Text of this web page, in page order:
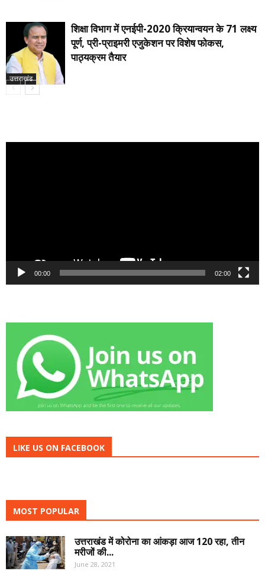
उत्तराखंड
शिक्षा विभाग में एनईपी-2020 क्रियान्वयन के 71 लक्ष्य
पूर्ण, प्री-प्राइमरी एजुकेशन पर विशेष फोकस,
पाठ्यक्रम तैयार
00:00 02:00
LIKE US ON FACEBOOK
MOST POPULAR
उत्तराखंड में कोरोना का आंकड़ा आज 120 रहा, तीन
मरीजों की...
June 28, 2021